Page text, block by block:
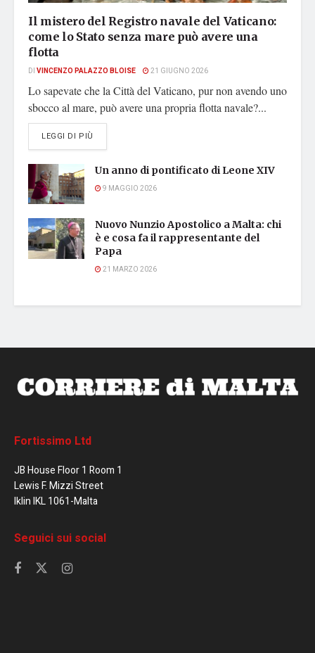
Il mistero del Registro navale del Vaticano:
come lo Stato senza mare può avere una
flotta
DI VINCENZO PALAZZO BLOISE 21 GIUGNO 2026
Lo sapevate che la Città del Vaticano, pur non avendo uno
sbocco al mare, può avere una propria flotta navale?...
LEGGI DI PIÙ
Un anno di pontificato di Leone XIV
9 MAGGIO 2026
Nuovo Nunzio Apostolico a Malta: chi
è e cosa fa il rappresentante del
Papa
21 MARZO 2026
Fortissimo Ltd
JB House Floor 1 Room 1
Lewis F. Mizzi Street
Iklin IKL 1061-Malta
Seguici sui social